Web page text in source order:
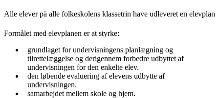
Alle elever på alle folkeskolens klassetrin have udleveret en elevplan
Formålet med elevplanen er at styrke:
grundlaget for undervisningens planlægning og
tilrettelæggelse og derigennem forbedre udbyttet af
undervisningen for den enkelte elev.
den løbende evaluering af elevens udbytte af
undervisningen.
samarbejdet mellem skole og hjem.